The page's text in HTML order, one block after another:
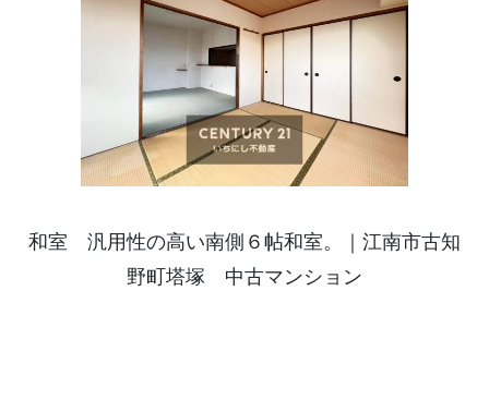
和室 汎用性の高い南側６帖和室。｜江南市古知
野町塔塚 中古マンション